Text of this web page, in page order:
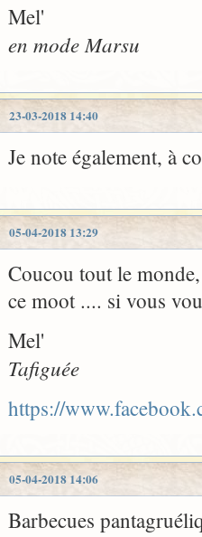
Mel'
en mode Marsu
23-03-2018 14:40
Je note également, à
05-04-2018 13:29
Coucou tout le
ce moot .... si vous
Mel'
Tafiguée
https://
05-04-2018 14:06
Barbecues